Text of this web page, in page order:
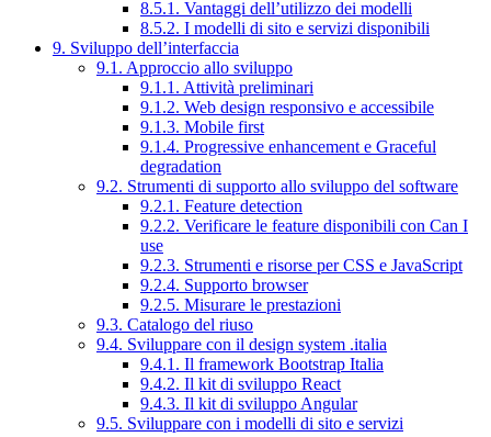
8.5.1. Vantaggi dell’utilizzo dei modelli
8.5.2. I modelli di sito e servizi disponibili
9. Sviluppo dell’interfaccia
9.1. Approccio allo sviluppo
9.1.1. Attività preliminari
9.1.2. Web design responsivo e accessibile
9.1.3. Mobile first
9.1.4. Progressive enhancement e Graceful
degradation
9.2. Strumenti di supporto allo sviluppo del software
9.2.1. Feature detection
9.2.2. Verificare le feature disponibili con Can I
use
9.2.3. Strumenti e risorse per CSS e JavaScript
9.2.4. Supporto browser
9.2.5. Misurare le prestazioni
9.3. Catalogo del riuso
9.4. Sviluppare con il design system .italia
9.4.1. Il framework Bootstrap Italia
9.4.2. Il kit di sviluppo React
9.4.3. Il kit di sviluppo Angular
9.5. Sviluppare con i modelli di sito e servizi